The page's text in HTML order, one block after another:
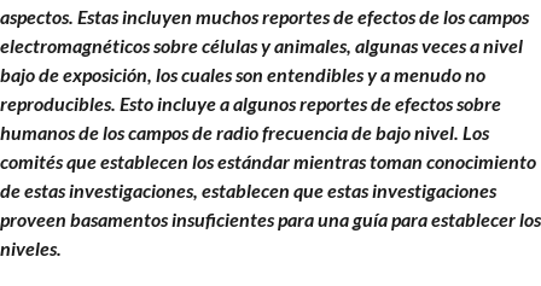
aspectos. Estas incluyen muchos reportes de efectos de los campos
electromagnéticos sobre células y animales, algunas veces a nivel
bajo de exposición, los cuales son entendibles y a menudo no
reproducibles. Esto incluye a algunos reportes de efectos sobre
humanos de los campos de radio frecuencia de bajo nivel. Los
comités que establecen los estándar mientras toman conocimiento
de estas investigaciones, establecen que estas investigaciones
proveen basamentos insuficientes para una guía para establecer los
niveles.